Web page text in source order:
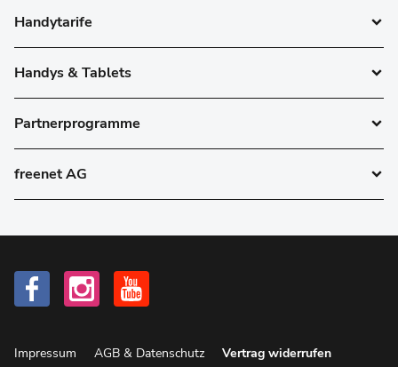
Handytarife
Handys & Tablets
Partnerprogramme
freenet AG
Impressum AGB & Datenschutz Vertrag widerrufen